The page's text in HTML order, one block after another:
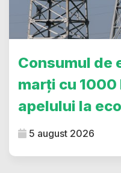
Consumul de
marți cu
apelului la
5 august 2026